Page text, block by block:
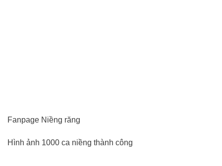
Fanpage Niềng răng
Hình ảnh 1000 ca niềng thành công